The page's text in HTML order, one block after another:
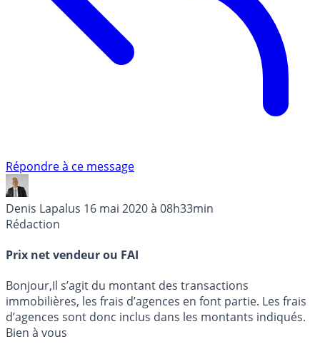
Répondre à ce message
Denis Lapalus 16 mai 2020 à 08h33min
Rédaction
Prix net vendeur ou FAI
Bonjour,Il s’agit du montant des transactions
immobilières, les frais d’agences en font partie. Les frais
d’agences sont donc inclus dans les montants indiqués.
Bien à vous